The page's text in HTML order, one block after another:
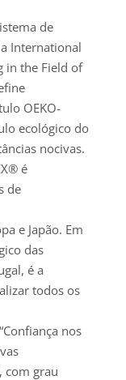
de
International
in the Field of
OEKO-
ecológico do
nocivas.
é
de
e Japão. Em
das
é a
todos os
nos
com grau